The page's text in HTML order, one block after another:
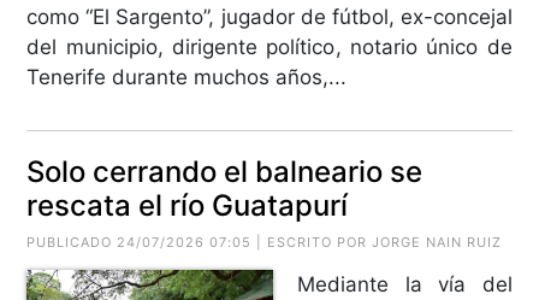
como “El Sargento”, jugador de fútbol, ex-concejal
del municipio, dirigente político, notario único de
Tenerife durante muchos años,...
Solo cerrando el balneario se
rescata el río Guatapurí
PUBLICADO 24/07/2026 07:05 | ESCRITO PORJORGE NAIN RUIZ
Mediante la vía del